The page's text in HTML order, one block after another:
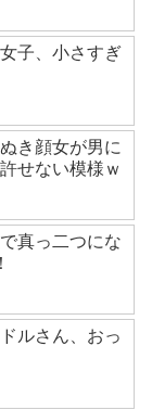
子、小さすぎ
き顔女が男に
せない模様ｗ
真っ二つにな
ルさん、おっ